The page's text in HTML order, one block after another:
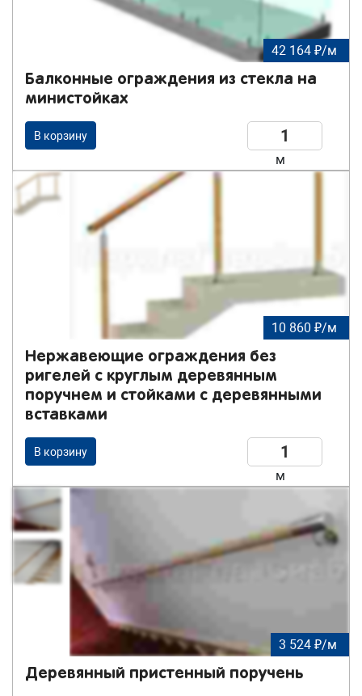
42 164 ₽/м
Балконные ограждения из стекла на
министойках
В корзину
м
10 860 ₽/м
Нержавеющие ограждения без
ригелей с круглым деревянным
поручнем и стойками с деревянными
вставками
В корзину
м
3 524 ₽/м
Деревянный пристенный поручень